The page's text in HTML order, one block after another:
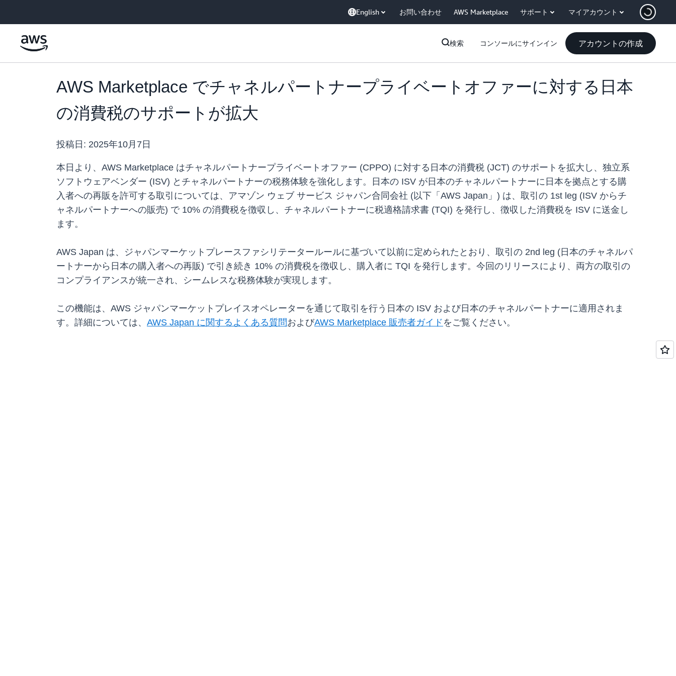
English お問い合わせ AWS Marketplace サポート マイアカウント
検索 コンソールにサインイン アカウントの作成
AWS Marketplace でチャネルパートナープライベートオファーに対する日本
の消費税のサポートが拡大
投稿日: 2025年10月7日
本日より、AWS Marketplace はチャネルパートナープライベートオファー (CPPO) に対する日本の消費税 (JCT) のサポートを拡大し、独立系
ソフトウェアベンダー (ISV) とチャネルパートナーの税務体験を強化します。日本の ISV が日本のチャネルパートナーに日本を拠点とする購
入者への再販を許可する取引については、アマゾン ウェブ サービス ジャパン合同会社 (以下「AWS Japan」) は、取引の 1st leg (ISV からチ
ャネルパートナーへの販売) で 10% の消費税を徴収し、チャネルパートナーに税適格請求書 (TQI) を発行し、徴収した消費税を ISV に送金し
ます。
AWS Japan は、ジャパンマーケットプレースファシリテータールールに基づいて以前に定められたとおり、取引の 2nd leg (日本のチャネルパ
ートナーから日本の購入者への再販) で引き続き 10% の消費税を徴収し、購入者に TQI を発行します。今回のリリースにより、両方の取引の
コンプライアンスが統一され、シームレスな税務体験が実現します。
この機能は、AWS ジャパンマーケットプレイスオペレーターを通じて取引を行う日本の ISV および日本のチャネルパートナーに適用されま
す。詳細については、 AWS Japan に関するよくある質問およびAWS Marketplace 販売者ガイド をご覧ください。